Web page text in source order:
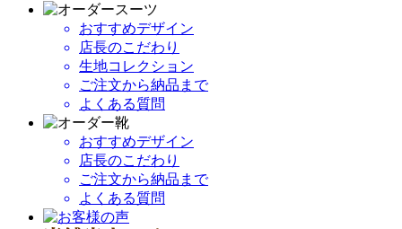
おすすめデザイン
店長のこだわり
生地コレクション
ご注文から納品まで
よくある質問
おすすめデザイン
店長のこだわり
ご注文から納品まで
よくある質問